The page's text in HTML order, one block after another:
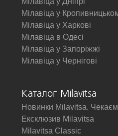
Мілавіца у
Мілавіца у Харкові
Мілавіца в Одесі
Мілавіца у Запоріжжі
Мілавіца у Чернігові
Каталог Milavitsa
Новинки Milavitsa.
Ексклюзив Milavitsa
Milavitsa Classic